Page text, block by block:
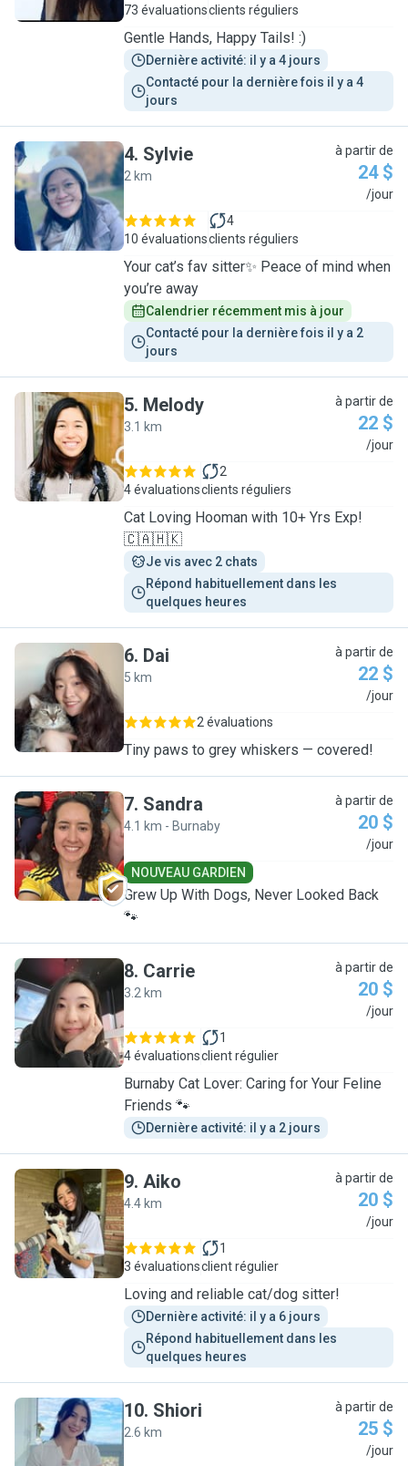
73 évaluationsclients réguliers
Gentle Hands, Happy Tails! :)
Dernière activité: il y a 4 jours
Contacté pour la dernière fois il y a 4
jours
S
4. Sylvie
2 km
à partir de
24 $
/jour
10 évaluations
4
clients réguliers
Your cat’s fav sitter✨ Peace of mind when
you’re away
Calendrier récemment mis à jour
Contacté pour la dernière fois il y a 2
jours
M
5. Melody
3.1 km
à partir de
22 $
/jour
4 évaluations
2
clients réguliers
Cat Loving Hooman with 10+ Yrs Exp!
🇨🇦🇭🇰
Je vis avec 2 chats
Répond habituellement dans les
quelques heures
D
6. Dai
5 km
à partir de
22 $
/jour
2 évaluations
Tiny paws to grey whiskers — covered!
S
7. Sandra
4.1 km - Burnaby
à partir de
20 $
/jour
NOUVEAU GARDIEN
Grew Up With Dogs, Never Looked Back
🐾
C
8. Carrie
3.2 km
à partir de
20 $
/jour
4 évaluations
1
client régulier
Burnaby Cat Lover: Caring for Your Feline
Friends 🐾
Dernière activité: il y a 2 jours
A
9. Aiko
4.4 km
à partir de
20 $
/jour
3 évaluations
1
client régulier
Loving and reliable cat/dog sitter!
Dernière activité: il y a 6 jours
Répond habituellement dans les
quelques heures
S
10. Shiori
2.6 km
à partir de
25 $
/jour